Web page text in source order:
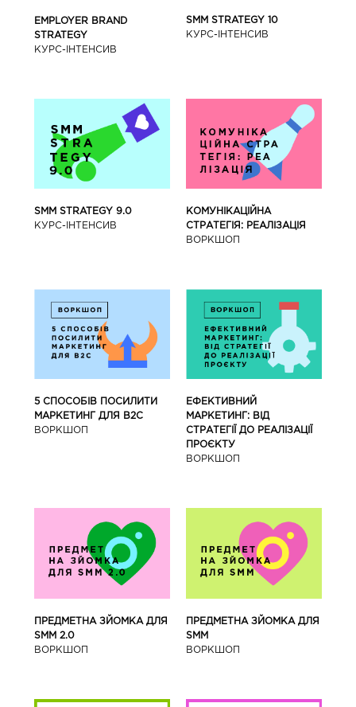
EMPLOYER BRAND
STRATEGY
КУРС-IНТЕНСИВ
SMM STRATEGY 10
КУРС-IНТЕНСИВ
SMM STRATEGY 9.0
КУРС-IНТЕНСИВ
КОМУНІКАЦІЙНА
СТРАТЕГІЯ: РЕАЛІЗАЦІЯ
ВОРКШОП
5 СПОСОБІВ ПОСИЛИТИ
МАРКЕТИНГ ДЛЯ В2С
ВОРКШОП
ЕФЕКТИВНИЙ
МАРКЕТИНГ: ВІД
СТРАТЕГІЇ ДО РЕАЛІЗАЦІЇ
ПРОЄКТУ
ВОРКШОП
ПРЕДМЕТНА ЗЙОМКА ДЛЯ
SMM 2.0
ВОРКШОП
ПРЕДМЕТНА ЗЙОМКА ДЛЯ
SMM
ВОРКШОП